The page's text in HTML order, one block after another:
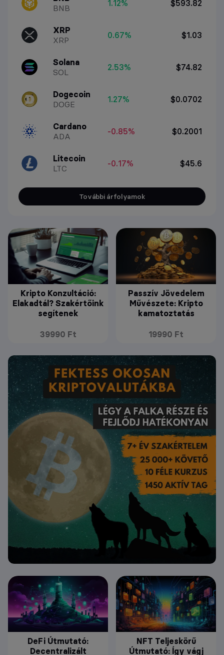
BNB
1.12% $593.82
XRP
XRP
0.67% $1.03
Solana
SOL
2.53% $74.82
Dogecoin
DOGE
1.27% $0.0702
Cardano
ADA
-0.85% $0.2001
Litecoin
LTC
-0.17% $45.6
További árfolyamok
Kripto Konzultáció:
Elakadtál? Szakértőink
segítenek
39990 Ft
Passzív Jövedelem
Művészete: Kripto
kamatoztatás
19990 Ft
DeFi Útmutató:
Decentralizált
NFT Teljeskörű
Útmutató: Így vágj